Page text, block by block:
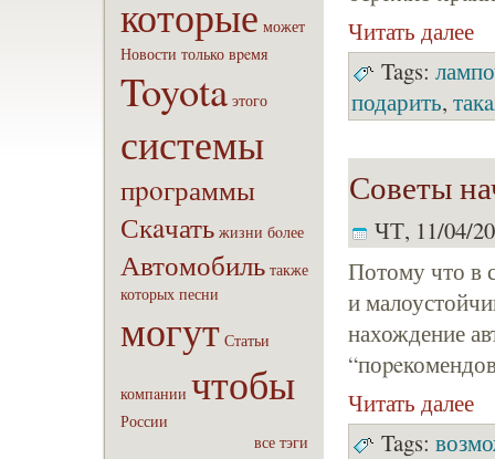
которые может
Новости только вpeмя
Toyota этого
системы
пpoграммы
Скaчать жизни бoлее
Автомобиль также
которых песни
могут Статьи
компaнии чтобы
России
все тэги
Читать далее
Tags:
подарить,
Советы
ЧТ, 11/04/
Потому что в
и
нахождение
Читать далее
Tags: